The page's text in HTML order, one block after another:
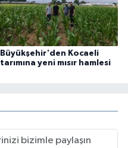
Büyükşehir'den Kocaeli
tarımına yeni mısır hamlesi